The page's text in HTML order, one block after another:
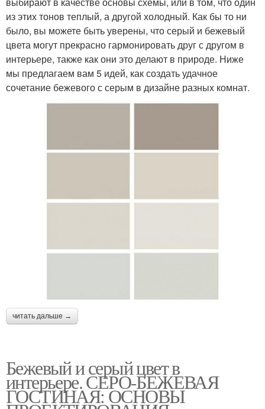
из этих тонов теплый, а другой холодный. Как бы то ни
было, вы можете быть уверены, что серый и бежевый
цвета могут прекрасно гармонировать друг с другом в
интерьере, также как они это делают в природе. Ниже
мы предлагаем вам 5 идей, как создать удачное
сочетание бежевого с серым в дизайне разных комнат.
читать дальше →
Бежевый и серый цвет в
интерьере. СЕРО-БЕЖЕВАЯ
ГОСТИНАЯ: ОСНОВЫ